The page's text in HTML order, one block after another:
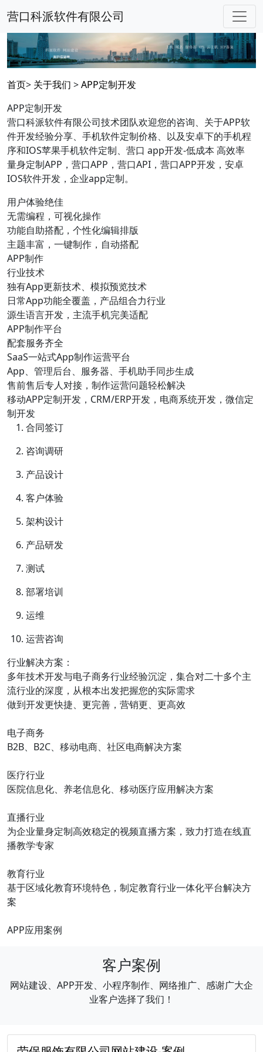
营口科派软件有限公司
首页> 关于我们 >APP定制开发
APP定制开发
营口科派软件有限公司技术团队欢迎您的咨询、关于APP软
件开发经验分享、手机软件定制价格、以及安卓下的手机程
序和IOS苹果手机软件定制、营口 app开发-低成本 高效率
量身定制APP，营口APP，营口API，营口APP开发，安卓
IOS软件开发，企业app定制。
用户体验绝佳
无需编程，可视化操作
功能自助搭配，个性化编辑排版
主题丰富，一键制作，自动搭配
APP制作
行业技术
独有App更新技术、模拟预览技术
日常App功能全覆盖，产品组合力行业
源生语言开发，主流手机完美适配
APP制作平台
配套服务齐全
SaaS一站式App制作运营平台
App、管理后台、服务器、手机助手同步生成
售前售后专人对接，制作运营问题轻松解决
移动APP定制开发，CRM/ERP开发，电商系统开发，微信定
制开发
合同签订
咨询调研
产品设计
客户体验
架构设计
产品研发
测试
部署培训
运维
运营咨询
行业解决方案：
多年技术开发与电子商务行业经验沉淀，集合对二十多个主
流行业的深度，从根本出发把握您的实际需求
做到开发更快捷、更完善，营销更、更高效
电子商务
B2B、B2C、移动电商、社区电商解决方案
医疗行业
医院信息化、养老信息化、移动医疗应用解决方案
直播行业
为企业量身定制高效稳定的视频直播方案，致力打造在线直
播教学专家
教育行业
基于区域化教育环境特色，制定教育行业一体化平台解决方
案
APP应用案例
客户案例
网站建设、APP开发、小程序制作、网络推广、感谢广大企
业客户选择了我们！